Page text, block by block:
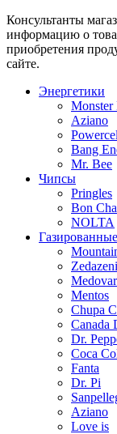
Консультанты
информацию о
приобретения
сайте.
Энергетики
Monster
Aziano
Bang
Mr. Bee
Чипсы
Pringles
Bon
NOLTA
Zedazeni
Mentos
Chupa
Canada
Dr.
Coca
Fanta
Dr. Pi
Aziano
Love is